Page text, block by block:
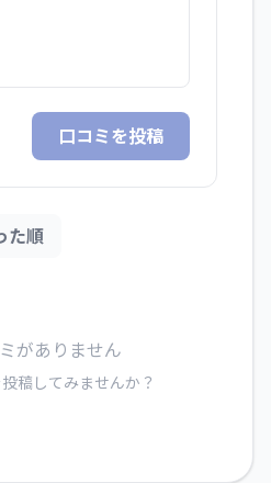
口コミを投稿
た順
がありません
稿してみませんか？